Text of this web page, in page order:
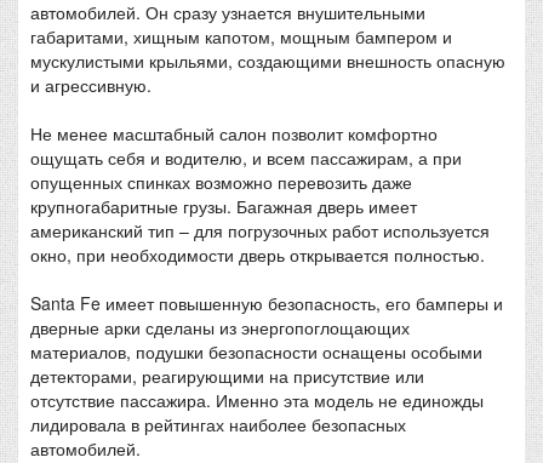
автомобилей. Он сразу узнается внушительными
габаритами, хищным капотом, мощным бампером и
мускулистыми крыльями, создающими внешность опасную
и агрессивную.
Не менее масштабный салон позволит комфортно
ощущать себя и водителю, и всем пассажирам, а при
опущенных спинках возможно перевозить даже
крупногабаритные грузы. Багажная дверь имеет
американский тип – для погрузочных работ используется
окно, при необходимости дверь открывается полностью.
Santa Fe имеет повышенную безопасность, его бамперы и
дверные арки сделаны из энергопоглощающих
материалов, подушки безопасности оснащены особыми
детекторами, реагирующими на присутствие или
отсутствие пассажира. Именно эта модель не единожды
лидировала в рейтингах наиболее безопасных
автомобилей.